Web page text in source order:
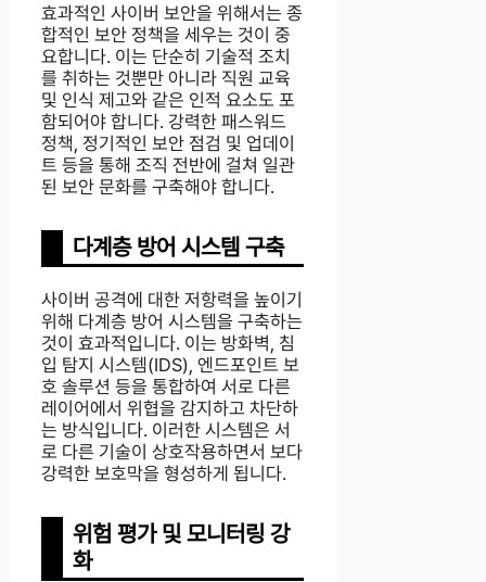
효과적인 사이버 보안을 위해서는 종
합적인 보안 정책을 세우는 것이 중
요합니다. 이는 단순히 기술적 조치
를 취하는 것뿐만 아니라 직원 교육
및 인식 제고와 같은 인적 요소도 포
함되어야 합니다. 강력한 패스워드
정책, 정기적인 보안 점검 및 업데이
트 등을 통해 조직 전반에 걸쳐 일관
된 보안 문화를 구축해야 합니다.
다계층 방어 시스템 구축
사이버 공격에 대한 저항력을 높이기
위해 다계층 방어 시스템을 구축하는
것이 효과적입니다. 이는 방화벽, 침
입 탐지 시스템(IDS), 엔드포인트 보
호 솔루션 등을 통합하여 서로 다른
레이어에서 위협을 감지하고 차단하
는 방식입니다. 이러한 시스템은 서
로 다른 기술이 상호작용하면서 보다
강력한 보호막을 형성하게 됩니다.
위험 평가 및 모니터링 강
화